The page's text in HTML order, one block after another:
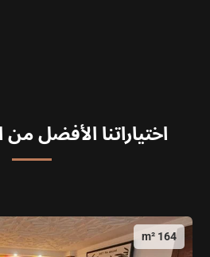
اختياراتنا الأفضل من
164 m²